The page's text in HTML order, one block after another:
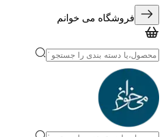
فروشگاه می خوانم